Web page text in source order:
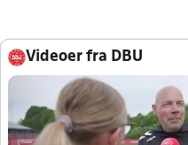
Videoer fra DBU